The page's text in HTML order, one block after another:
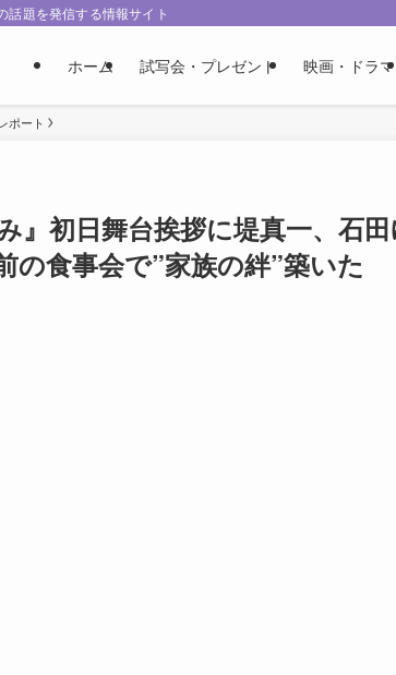
話題を発信する情報サイト
ホーム 試写会・プレゼント 映画・ドラマ
ポート
』初日舞台挨拶に堤真一、石
の食事会で”家族の絆”築いた